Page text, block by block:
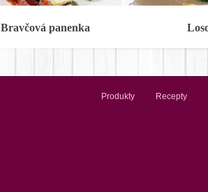
Bravčová panenka
Produkty Recepty